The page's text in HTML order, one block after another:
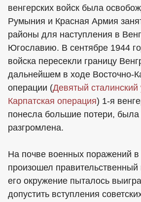
венгерских войск была
Румыния и Красная Армия
районы для наступления в
Югославию. В сентябре 1944
войска пересекли границу
дальнейшем в ходе Восточно-
операции (Девятый сталинский
Карпатская операция) 1-я
понесла большие потери, была
разгромлена.
На почве военных поражений в
произошел правительственный
его окружение пыталось
допустить вступления